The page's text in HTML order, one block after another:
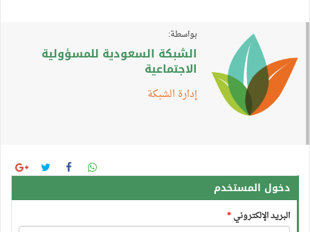
بواسطة:
الشبكة السعودية للمسؤولية
الاجتماعية
إدارة الشبكة
دخول المستخدم
البريد الإلكتروني*